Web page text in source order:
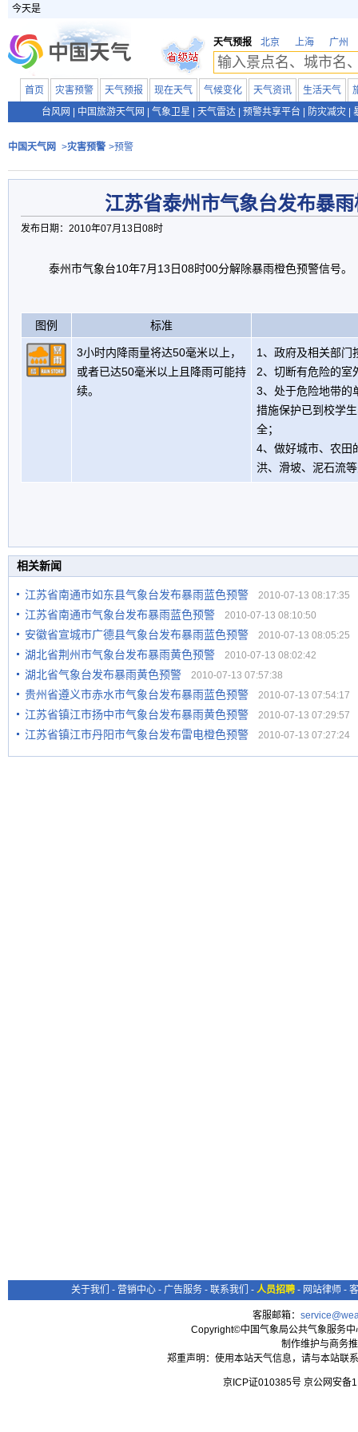
今天是
天气预报 北京 上海 广州
首页 灾害预警 天气预报 现在天气 气候变化 天气资讯 生活天气
台风网
中国旅游天气网 气象卫星 天气雷达 预警共享平台 防灾减灾
中国天气网 >灾害预警 >预警
江苏省泰州市气象台发布暴
发布日期：2010年07月13日08时
泰州市气象台10年7月13日08时00分解除暴雨橙色预警信号。
图例 标准
3小时内降雨量将达50毫米以上，
或者已达50毫米以上且降雨可能持
续。
1、政府及相关部门
2、切断有危险的室
3、处于危险地带的
措施保护已到校学
全；
4、做好城市、农田
洪、滑坡、泥石流
相关新闻
江苏省南通市如东县气象台发布暴雨蓝色预警 2010-07-13 08:17:35
江苏省南通市气象台发布暴雨蓝色预警 2010-07-13 08:10:50
安徽省宣城市广德县气象台发布暴雨蓝色预警 2010-07-13 08:05:25
湖北省荆州市气象台发布暴雨黄色预警 2010-07-13 08:02:42
湖北省气象台发布暴雨黄色预警 2010-07-13 07:57:38
贵州省遵义市赤水市气象台发布暴雨蓝色预警 2010-07-13 07:54:17
江苏省镇江市扬中市气象台发布暴雨黄色预警 2010-07-13 07:29:57
江苏省镇江市丹阳市气象台发布雷电橙色预警 2010-07-13 07:27:24
关于我们 - 营销中心 - 广告服务 - 联系我们 - 人员招聘 - 网站律师 -
客服邮箱：
Copyright©中国气象局公共气象服务
制作维护与商务
郑重声明：使用本站天气信息，请与本站联
京ICP证010385号 京公网安备